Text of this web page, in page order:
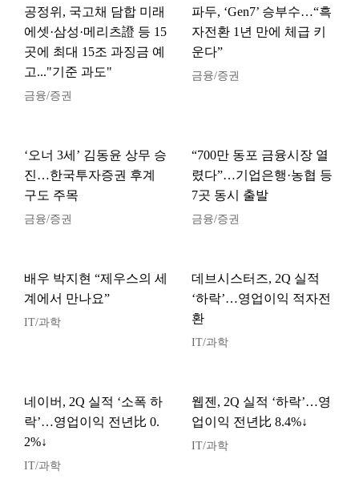
공정위, 국고채 담합 미래
에셋·삼성·메리츠證 등 15
곳에 최대 15조 과징금 예
고..."기준 과도"
금융/증권
파두, ‘Gen7’ 승부수…“흑
자전환 1년 만에 체급 키
운다”
금융/증권
‘오너 3세’ 김동윤 상무 승
진…한국투자증권 후계
구도 주목
금융/증권
“700만 동포 금융시장 열
렸다”…기업은행·농협 등
7곳 동시 출발
금융/증권
배우 박지현 “제우스의 세
계에서 만나요”
IT/과학
데브시스터즈, 2Q 실적
‘하락’…영업이익 적자전
환
IT/과학
네이버, 2Q 실적 ‘소폭 하
락’…영업이익 전년比 0.
2%↓
IT/과학
웹젠, 2Q 실적 ‘하락’…영
업이익 전년比 8.4%↓
IT/과학